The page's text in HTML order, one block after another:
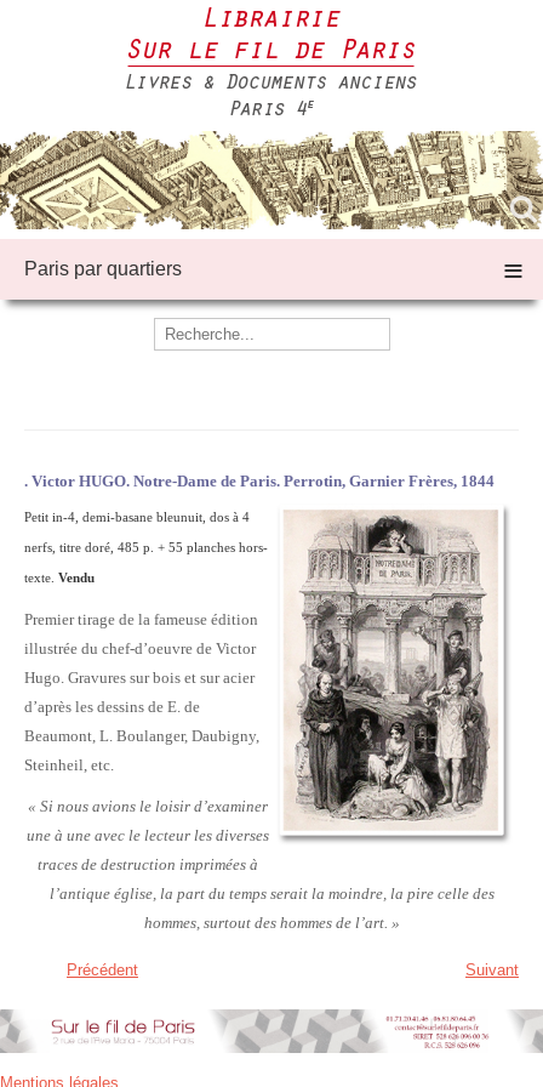
Paris par quartiers ≡
. Victor HUGO. Notre-Dame de Paris. Perrotin, Garnier Frères, 1844
Petit in-4, demi-basane bleunuit, dos à 4
nerfs, titre doré, 485 p. + 55 planches hors-
texte. Vendu
Premier tirage de la fameuse édition
illustrée du chef-d’oeuvre de Victor
Hugo. Gravures sur bois et sur acier
d’après les dessins de E. de
Beaumont, L. Boulanger, Daubigny,
Steinheil, etc.
« Si nous avions le loisir d’examiner
une à une avec le lecteur les diverses
traces de destruction imprimées à
l’antique église, la part du temps serait la moindre, la pire celle des
hommes, surtout des hommes de l’art. »
Précédent Suivant
Mentions légales